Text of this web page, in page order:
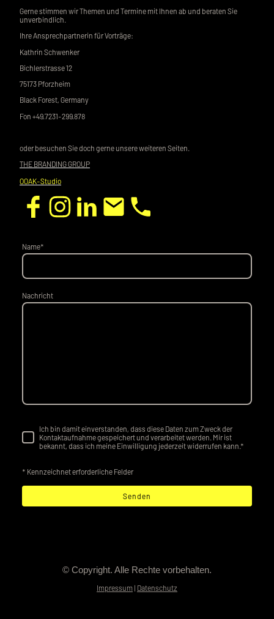
Gerne stimmen wir Themen und Termine mit Ihnen ab und beraten Sie
unverbindlich.
Ihre Ansprechpartnerin für Vorträge:
Kathrin Schwenker
Bichlerstrasse 12
75173 Pforzheim
Black Forest, Germany
Fon +49.7231-299.878
oder besuchen Sie doch gerne unsere weiteren Seiten.
THE BRANDING GROUP
OOAK-Studio
Name*
Nachricht
Ich bin damit einverstanden, dass diese Daten zum Zweck der
Kontaktaufnahme gespeichert und verarbeitet werden. Mir ist
bekannt, dass ich meine Einwilligung jederzeit widerrufen kann.*
* Kennzeichnet erforderliche Felder
Senden
© Copyright. Alle Rechte vorbehalten.
Impressum | Datenschutz